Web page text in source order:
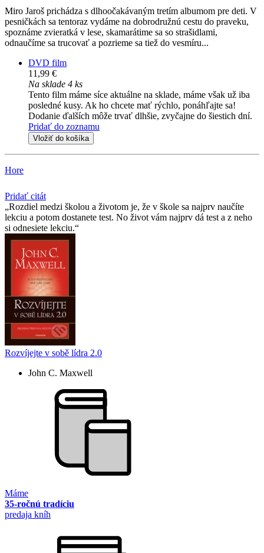
Miro Jaroš prichádza s dlhoočakávaným tretím albumom pre deti. V
pesničkách sa tentoraz vydáme na dobrodružnú cestu do praveku,
spoznáme zvieratká v lese, skamarátime sa so strašidlami,
odnaučíme sa trucovať a pozrieme sa tiež do vesmíru...
DVD film
11,99 €
Na sklade 4 ks
Tento film máme síce aktuálne na sklade, máme však už iba
posledné kusy. Ak ho chcete mať rýchlo, ponáhľajte sa!
Dodanie ďalších môže trvať dlhšie, zvyčajne do šiestich dní.
Pridať do zoznamu
Vložiť do košíka
Hore
Pridať citát
Rozdiel medzi školou a životom je, že v škole sa najprv naučíte
lekciu a potom dostanete test. No život vám najprv dá test a z neho
si odnesiete lekciu.
Rozvíjejte v sobě lídra 2.0
John C. Maxwell
Máme
35-ročnú tradíciu
predaja kníh